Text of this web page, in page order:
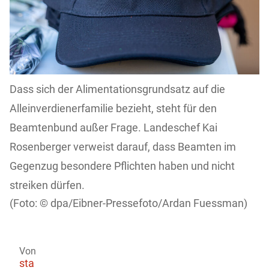
Dass sich der Alimentationsgrundsatz auf die
Alleinverdienerfamilie bezieht, steht für den
Beamtenbund außer Frage. Landeschef Kai
Rosenberger verweist darauf, dass Beamten im
Gegenzug besondere Pflichten haben und nicht
streiken dürfen.
dpa/Eibner-Pressefoto/Ardan Fuessman)
Von
sta